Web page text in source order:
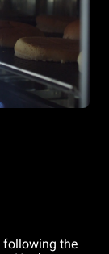
following the